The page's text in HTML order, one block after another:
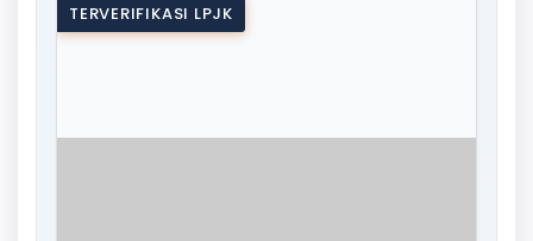
TERVERIFIKASI LPJK